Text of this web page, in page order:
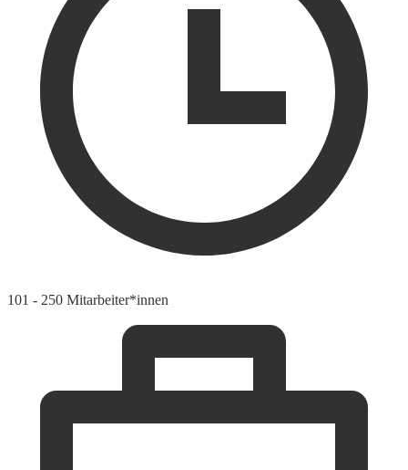
101 - 250 Mitarbeiter*innen